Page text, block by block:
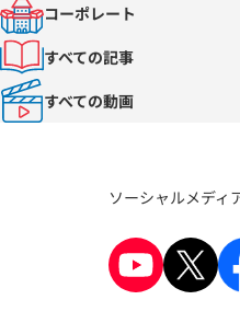
コーポレート
すべての記事
すべての動画
ソーシャルメディ